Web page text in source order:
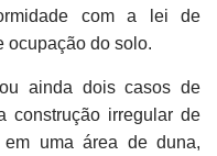
com a lei de
ocupação do solo.
ainda dois casos de
construção irregular de
em uma área de duna,